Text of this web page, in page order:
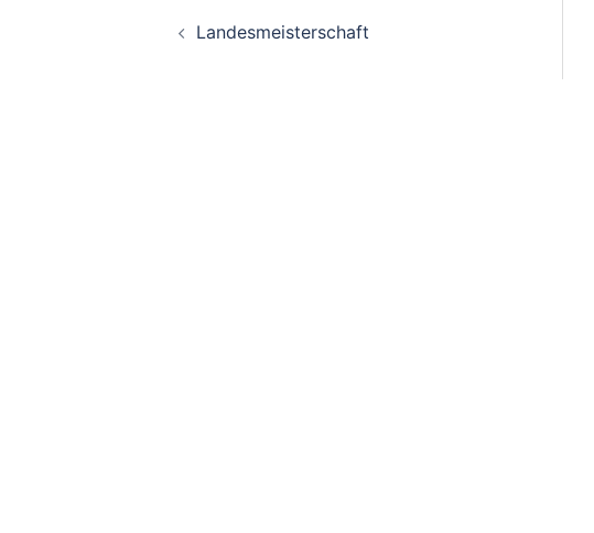
Landesmeisterschaft